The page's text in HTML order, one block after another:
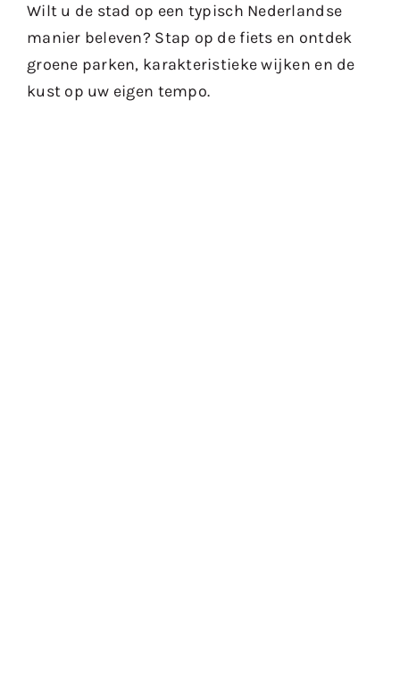
Wilt u de stad op een typisch Nederlandse
manier beleven? Stap op de fiets en ontdek
groene parken, karakteristieke wijken en de
kust op uw eigen tempo.